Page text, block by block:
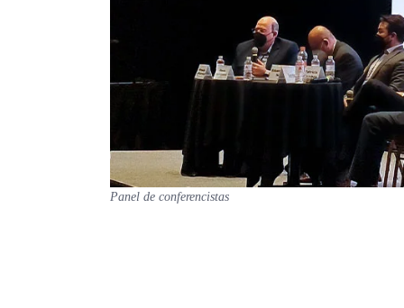
Panel de conferencistas